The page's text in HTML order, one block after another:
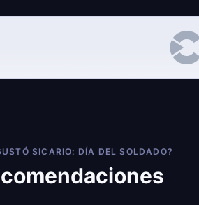
SICARIO: DÍA DEL SOLDADO?